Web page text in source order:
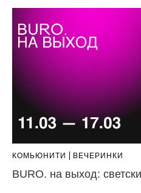
КОМЬЮНИТИ ВЕЧЕРИНКИ
BURO. на выход: